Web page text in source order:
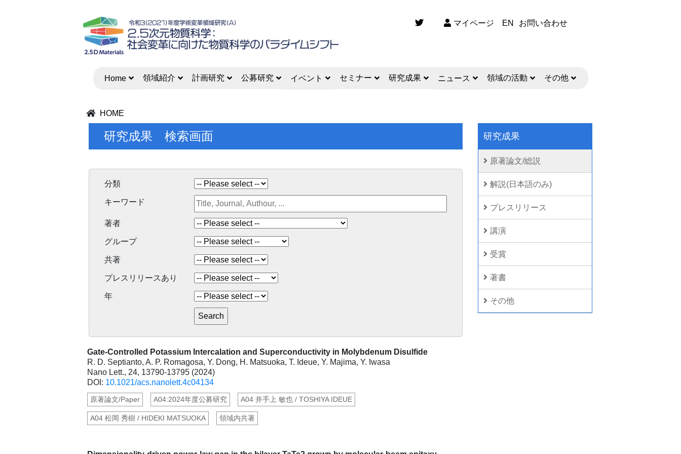
マイページ EN お問い合わせ
Home 領域紹介 計画研究 公募研究 イベント セミナー 研究成果 ニュース 領域の活動 その他
HOME
研究成果
原著論文/総説
解説(日本語のみ)
プレスリリース
講演
受賞
著書
その他
研究成果 検索画面
分類
キーワード
著者
グループ
共著
プレスリリースあり
年
Gate-Controlled Potassium Intercalation and Superconductivity in Molybdenum Disulfide
R. D. Septianto, A. P. Romagosa, Y. Dong, H. Matsuoka, T. Ideue, Y. Majima, Y. Iwasa
Nano Lett., 24, 13790-13795 (2024)
DOI: 10.1021/acs.nanolett.4c04134
原著論文/Paper A04:2024年度公募研究 A04 井手上 敏也 / TOSHIYA IDEUE
A04 松岡 秀樹 / HIDEKI MATSUOKA 領域内共著